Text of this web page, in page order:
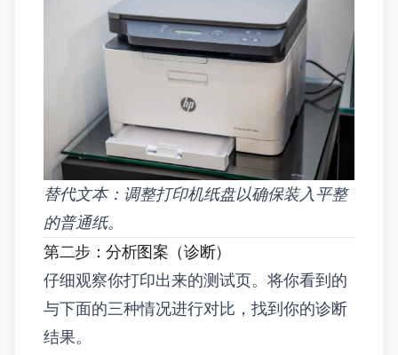
替代文本：调整打印机纸盘以确保装入平整
的普通纸。
第二步：分析图案（诊断）
仔细观察你打印出来的测试页。将你看到的
与下面的三种情况进行对比，找到你的诊断
结果。